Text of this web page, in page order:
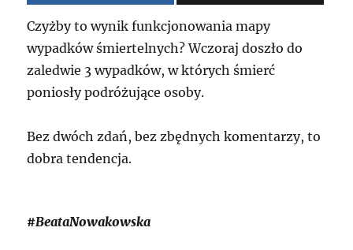
Czyżby to wynik funkcjonowania mapy
wypadków śmiertelnych? Wczoraj doszło do
zaledwie 3 wypadków, w których śmierć
poniosły podróżujące osoby.
Bez dwóch zdań, bez zbędnych komentarzy, to
dobra tendencja.
#BeataNowakowska